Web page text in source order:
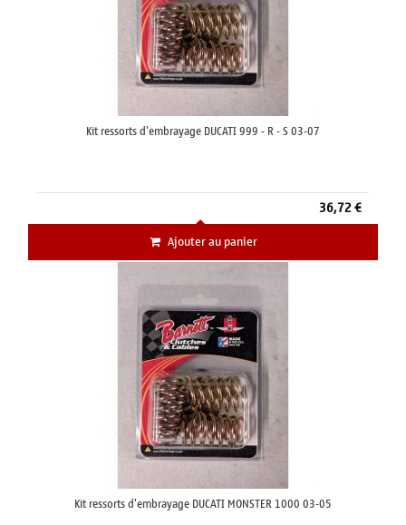
Kit ressorts d'embrayage DUCATI 999 - R - S 03-07
36,72 €
Ajouter au panier
Kit ressorts d'embrayage DUCATI MONSTER 1000 03-05